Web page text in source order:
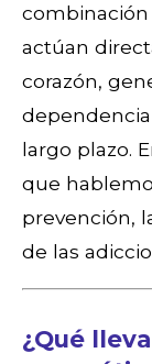
actúan
corazón,
largo plazo.
que
prevención,
de las
¿Qué